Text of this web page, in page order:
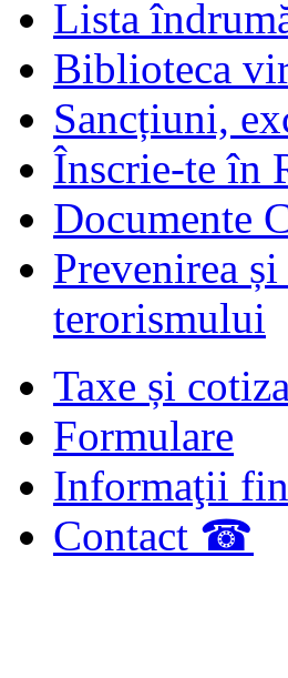
Lista
Biblioteca
Sancțiuni,
Înscrie-te în
Documente
Prevenirea
terorismului
Taxe și
Formulare
Informaţii
Contact ☎